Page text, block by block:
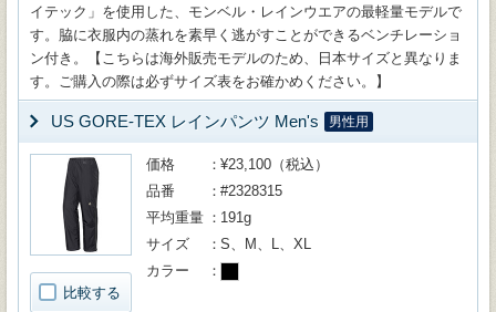
イテック」を使用した、モンベル・レインウエアの最軽量モデルで
す。脇に衣服内の蒸れを素早く逃がすことができるベンチレーショ
ン付き。【こちらは海外販売モデルのため、日本サイズと異なりま
す。ご購入の際は必ずサイズ表をお確かめください。】
US GORE-TEX レインパンツ Men's 男性用
比較する
価格
¥23,100（税込）
品番
#2328315
平均重量
191g
サイズ
S、M、L、XL
カラー